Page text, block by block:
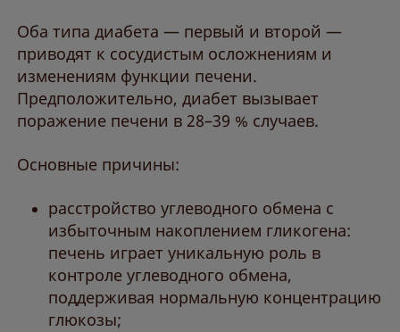
Оба типа диабета — первый и второй —
приводят к сосудистым осложнениям и
изменениям функции печени.
Предположительно, диабет вызывает
поражение печени в 28–39 % случаев.
Основные причины:
расстройство углеводного обмена с
избыточным накоплением гликогена:
печень играет уникальную роль в
контроле углеводного обмена,
поддерживая нормальную концентрацию
глюкозы;